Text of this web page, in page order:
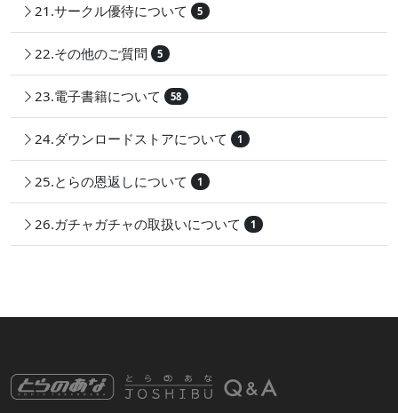
21.サークル優待について 5
22.その他のご質問 5
23.電子書籍について 58
24.ダウンロードストアについて 1
25.とらの恩返しについて 1
26.ガチャガチャの取扱いについて 1